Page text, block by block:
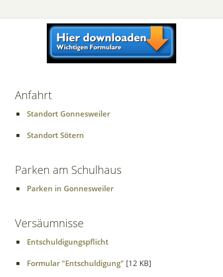
Anfahrt
Standort Gonnesweiler
Standort Sötern
Parken am Schulhaus
Parken in Gonnesweiler
Versäumnisse
Entschuldigungspflicht
Formular "Entschuldigung" [12 KB]